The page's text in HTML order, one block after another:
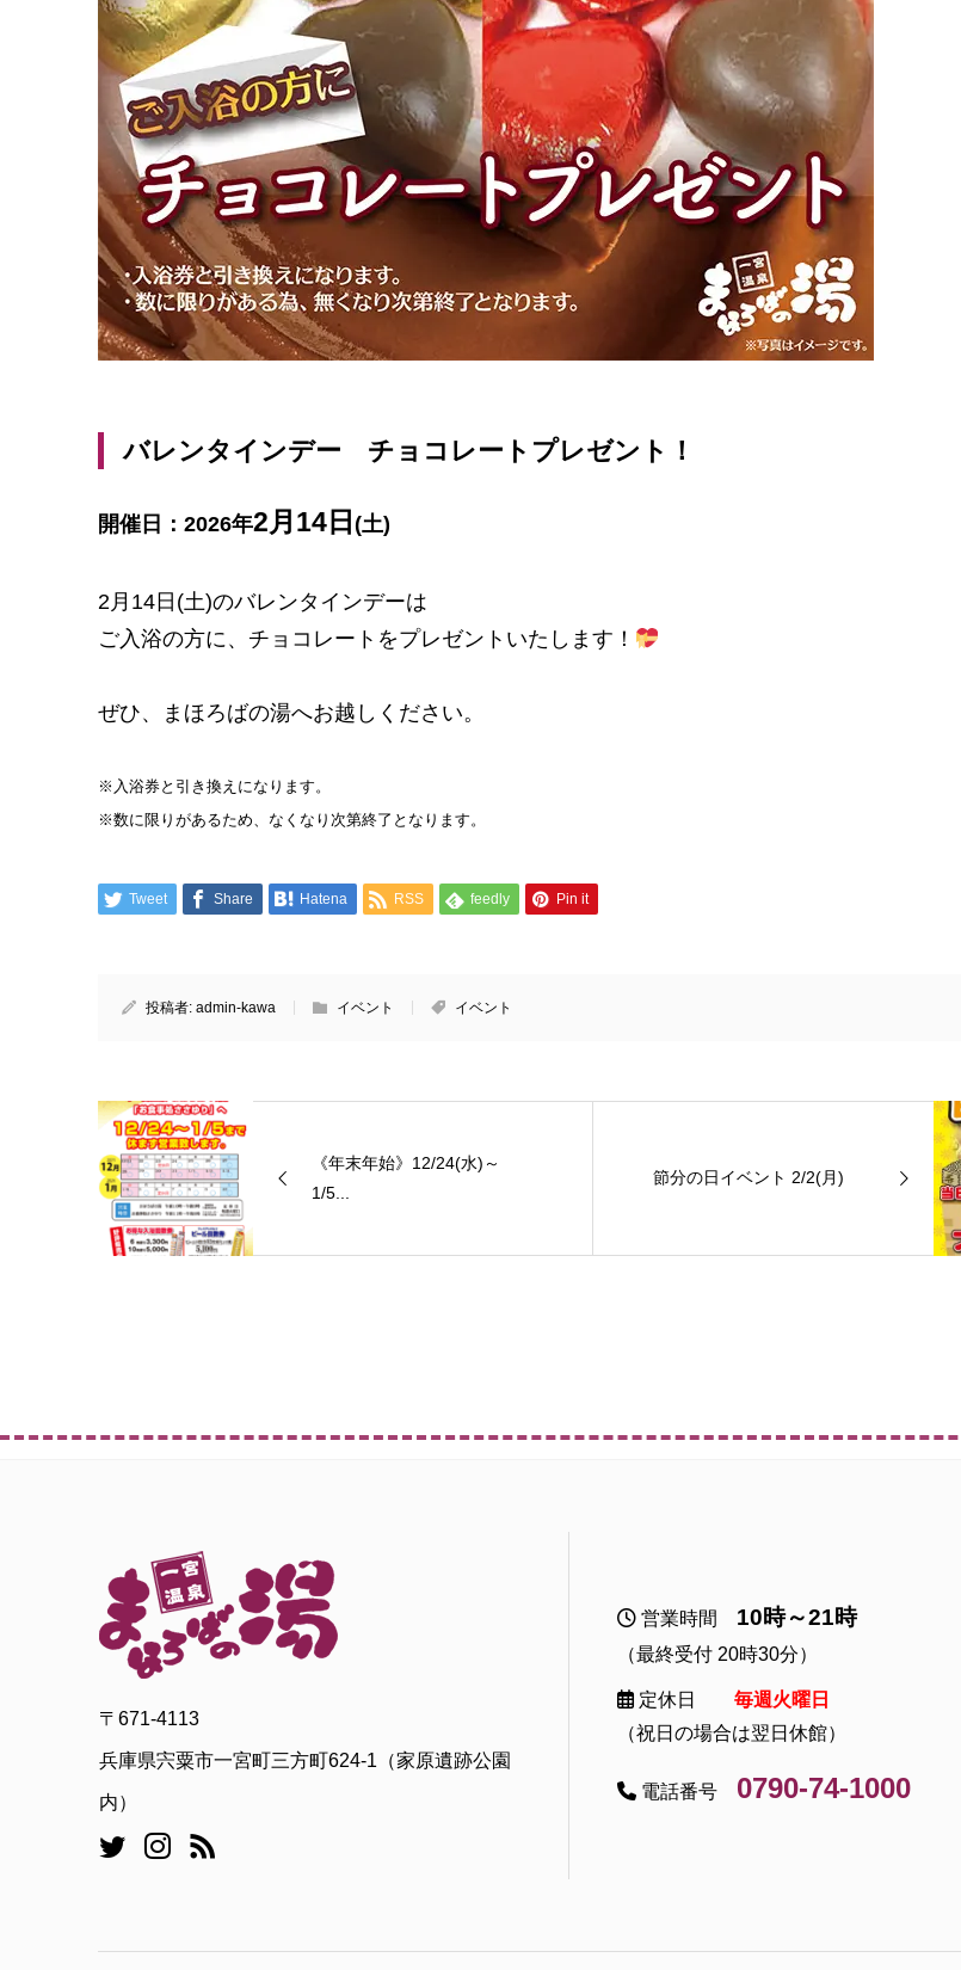
バレンタインデー チョコレートプレゼント！
開催日：2026年2月14日 (土)
2月14日(土)のバレンタインデーは
ご入浴の方に、チョコレートをプレゼントいたします！
ぜひ、まほろばの湯へお越しください。
※入浴券と引き換えになります。
※数に限りがあるため、なくなり次第終了となります。
Tweet Share Hatena RSS feedly Pin it
投稿者: admin-kawa イベント イベント
《年末年始》12/24(水)～
1/5...
節分の日イベント 2/2(月)
〒671-4113
兵庫県宍粟市一宮町三方町624-1（家原遺跡公園
内）
営業時間 10時～21時
（最終受付 20時30分）
定休日 毎週火曜日
（祝日の場合は翌日休館）
電話番号 0790-74-1000